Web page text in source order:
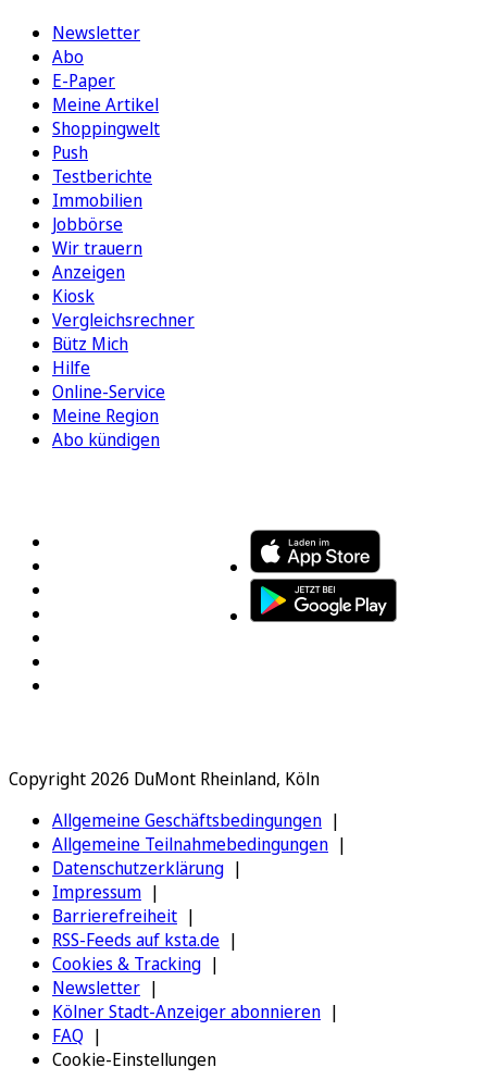
Newsletter
Abo
E-Paper
Meine Artikel
Shoppingwelt
Push
Testberichte
Immobilien
Jobbörse
Wir trauern
Anzeigen
Kiosk
Vergleichsrechner
Bütz Mich
Hilfe
Online-Service
Meine Region
Abo kündigen
Copyright 2026 DuMont Rheinland, Köln
Allgemeine Geschäftsbedingungen
Allgemeine Teilnahmebedingungen
Datenschutzerklärung
Impressum
Barrierefreiheit
RSS-Feeds auf ksta.de
Cookies & Tracking
Newsletter
Kölner Stadt-Anzeiger abonnieren
FAQ
Cookie-Einstellungen